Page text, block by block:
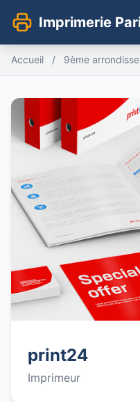
Imprimerie
Accueil / 9ème
print24
Imprimeur